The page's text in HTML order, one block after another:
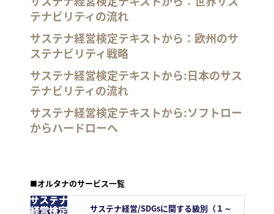
テナビリティの流れ
サステナ経営検定テキストから：欧州のサ
ステナビリティ戦略
サステナ経営検定テキストから:日本のサス
テナビリティの流れ
サステナ経営検定テキストから:ソフトロー
からハードローへ
■オルタナのサービス一覧
サステナ経営/SDGsに関する級別（１～